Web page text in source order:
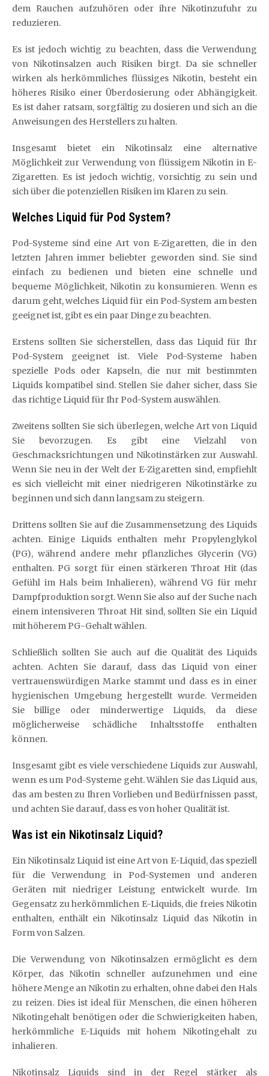
dem Rauchen aufzuhören oder ihre Nikotinzufuhr zu
reduzieren.
Es ist jedoch wichtig zu beachten, dass die Verwendung
von Nikotinsalzen auch Risiken birgt. Da sie schneller
wirken als herkömmliches flüssiges Nikotin, besteht ein
höheres Risiko einer Überdosierung oder Abhängigkeit.
Es ist daher ratsam, sorgfältig zu dosieren und sich an die
Anweisungen des Herstellers zu halten.
Insgesamt bietet ein Nikotinsalz eine alternative
Möglichkeit zur Verwendung von flüssigem Nikotin in E-
Zigaretten. Es ist jedoch wichtig, vorsichtig zu sein und
sich über die potenziellen Risiken im Klaren zu sein.
Welches Liquid für Pod System?
Pod-Systeme sind eine Art von E-Zigaretten, die in den
letzten Jahren immer beliebter geworden sind. Sie sind
einfach zu bedienen und bieten eine schnelle und
bequeme Möglichkeit, Nikotin zu konsumieren. Wenn es
darum geht, welches Liquid für ein Pod-System am besten
geeignet ist, gibt es ein paar Dinge zu beachten.
Erstens sollten Sie sicherstellen, dass das Liquid für Ihr
Pod-System geeignet ist. Viele Pod-Systeme haben
spezielle Pods oder Kapseln, die nur mit bestimmten
Liquids kompatibel sind. Stellen Sie daher sicher, dass Sie
das richtige Liquid für Ihr Pod-System auswählen.
Zweitens sollten Sie sich überlegen, welche Art von Liquid
Sie bevorzugen. Es gibt eine Vielzahl von
Geschmacksrichtungen und Nikotinstärken zur Auswahl.
Wenn Sie neu in der Welt der E-Zigaretten sind, empfiehlt
es sich vielleicht mit einer niedrigeren Nikotinstärke zu
beginnen und sich dann langsam zu steigern.
Drittens sollten Sie auf die Zusammensetzung des Liquids
achten. Einige Liquids enthalten mehr Propylenglykol
(PG), während andere mehr pflanzliches Glycerin (VG)
enthalten. PG sorgt für einen stärkeren Throat Hit (das
Gefühl im Hals beim Inhalieren), während VG für mehr
Dampfproduktion sorgt. Wenn Sie also auf der Suche nach
einem intensiveren Throat Hit sind, sollten Sie ein Liquid
mit höherem PG-Gehalt wählen.
Schließlich sollten Sie auch auf die Qualität des Liquids
achten. Achten Sie darauf, dass das Liquid von einer
vertrauenswürdigen Marke stammt und dass es in einer
hygienischen Umgebung hergestellt wurde. Vermeiden
Sie billige oder minderwertige Liquids, da diese
möglicherweise schädliche Inhaltsstoffe enthalten
können.
Insgesamt gibt es viele verschiedene Liquids zur Auswahl,
wenn es um Pod-Systeme geht. Wählen Sie das Liquid aus,
das am besten zu Ihren Vorlieben und Bedürfnissen passt,
und achten Sie darauf, dass es von hoher Qualität ist.
Was ist ein Nikotinsalz Liquid?
Ein Nikotinsalz Liquid ist eine Art von E-Liquid, das speziell
für die Verwendung in Pod-Systemen und anderen
Geräten mit niedriger Leistung entwickelt wurde. Im
Gegensatz zu herkömmlichen E-Liquids, die freies Nikotin
enthalten, enthält ein Nikotinsalz Liquid das Nikotin in
Form von Salzen.
Die Verwendung von Nikotinsalzen ermöglicht es dem
Körper, das Nikotin schneller aufzunehmen und eine
höhere Menge an Nikotin zu erhalten, ohne dabei den Hals
zu reizen. Dies ist ideal für Menschen, die einen höheren
Nikotingehalt benötigen oder die Schwierigkeiten haben,
herkömmliche E-Liquids mit hohem Nikotingehalt zu
inhalieren.
Nikotinsalz Liquids sind in der Regel stärker als